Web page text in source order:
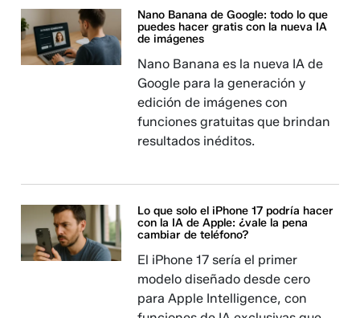
Nano Banana de Google: todo lo que
puedes hacer gratis con la nueva IA
de imágenes​​​​​​
Nano Banana es la nueva IA de
Google para la generación y
edición de imágenes con
funciones gratuitas que brindan
resultados inéditos.
Lo que solo el iPhone 17 podría hacer
con la IA de Apple: ¿vale la pena
cambiar de teléfono?
El iPhone 17 sería el primer
modelo diseñado desde cero
para Apple Intelligence, con